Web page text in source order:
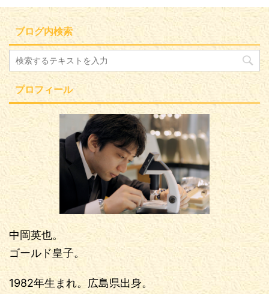
ブログ内検索
プロフィール
中岡英也。
ゴールド皇子。
1982年生まれ。広島県出身。